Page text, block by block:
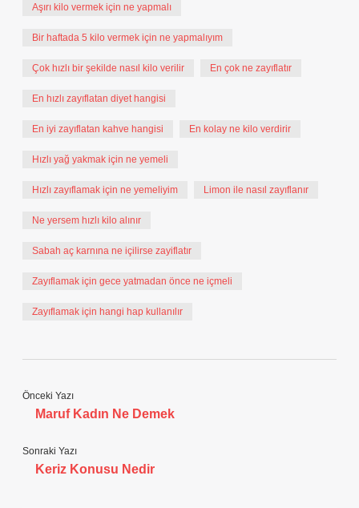
Aşırı kilo vermek için ne yapmalı
Bir haftada 5 kilo vermek için ne yapmalıyım
Çok hızlı bir şekilde nasıl kilo verilir En çok ne zayıflatır
En hızlı zayıflatan diyet hangisi
En iyi zayıflatan kahve hangisi En kolay ne kilo verdirir
Hızlı yağ yakmak için ne yemeli
Hızlı zayıflamak için ne yemeliyim Limon ile nasıl zayıflanır
Ne yersem hızlı kilo alınır
Sabah aç karnına ne içilirse zayiflatır
Zayıflamak için gece yatmadan önce ne içmeli
Zayıflamak için hangi hap kullanılır
Önceki Yazı
Maruf Kadın Ne Demek
Sonraki Yazı
Keriz Konusu Nedir